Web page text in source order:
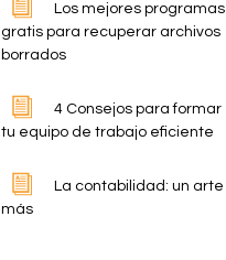
Los mejores programas
gratis para recuperar archivos
borrados
4 Consejos para formar
tu equipo de trabajo eficiente
La contabilidad: un arte
más